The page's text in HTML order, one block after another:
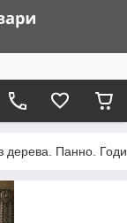
з дерева. Панно.